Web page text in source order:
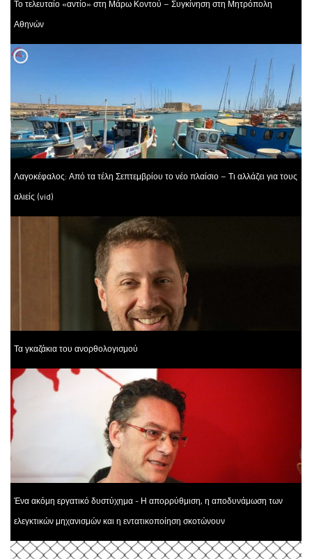
Το τελευταίο «αντίο» στη Μάρω Κοντού – Συγκίνηση στη Μητρόπολη
Αθηνών
Λαγοκέφαλος: Από τα τέλη Σεπτεμβρίου το νέο πλαίσιο – Τι αλλάζει για τους
αλιείς (vid)
Τα γκαζάκια του ανορθολογισμού
Ένα ακόμη εργατικό δυστύχημα - Η απορρύθμιση, η αποδυνάμωση των
ελεγκτικών μηχανισμών και η εντατικοποίηση σκοτώνουν